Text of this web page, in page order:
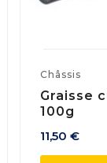
Châssis
Graisse
100g
11,50 €